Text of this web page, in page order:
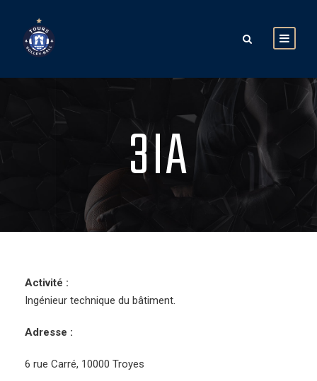
3IA
Activité :
Ingénieur technique du bâtiment.
Adresse :
6 rue Carré, 10000 Troyes